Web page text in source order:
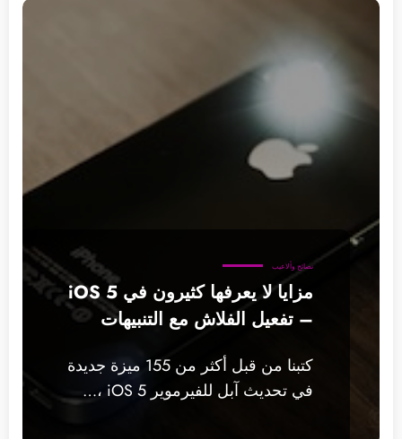
نصائح وألاعيب
مزايا لا يعرفها كثيرون في iOS 5
– تفعيل الفلاش مع التنبيهات
كتبنا من قبل أكثر من 155 ميزة جديدة
في تحديث آبل للفيرموير iOS 5 ،…